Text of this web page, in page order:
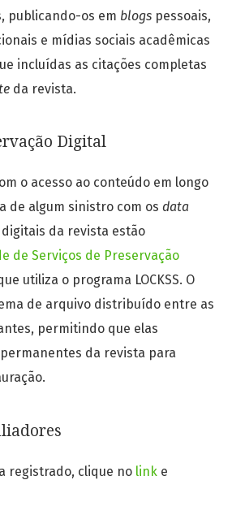
publicando-os em blogs pessoais,
e mídias sociais acadêmicas
incluídas as citações completas
da revista.
Digital
o acesso ao conteúdo em longo
de algum sinistro com os data
da revista estão
de Serviços de Preservação
utiliza o programa LOCKSS. O
de arquivo distribuído entre as
permitindo que elas
da revista para
registrado, clique no link e